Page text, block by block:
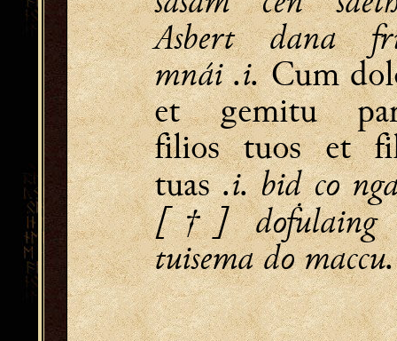
Asbert dana
mnái .i.Cum
et gemitu
filios tuos et
tuas.i. bid co
[†] doḟulaing
tuisema do maccu.